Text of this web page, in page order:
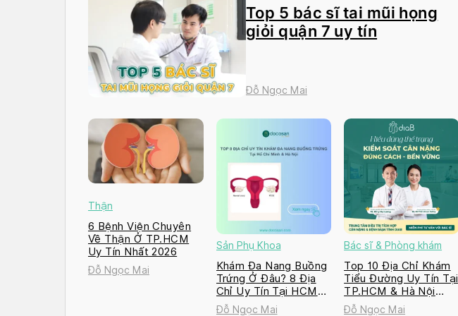
Top 5 bác sĩ tai mũi họng
giỏi quận 7 uy tín
Đỗ Ngọc Mai
Thận
6 Bệnh Viện Chuyên
Về Thận Ở TP.HCM
Uy Tín Nhất 2026
Đỗ Ngọc Mai
Sản Phụ Khoa
Khám Đa Nang Buồng
Trứng Ở Đâu? 8 Địa
Chỉ Uy Tín Tại HCM
và Hà Nội 2026
Đỗ Ngọc Mai
Bác sĩ & Phòng khám
Top 10 Địa Chỉ Khám
Tiểu Đường Uy Tín Tại
TP.HCM & Hà Nội
2026
Đỗ Ngọc Mai